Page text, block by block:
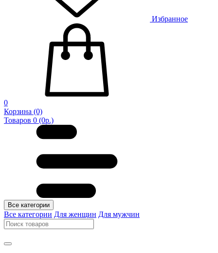
Избранное
0
Корзина (0)
Товаров 0 (0р.)
Все категории
Все категории Для женщин Для мужчин